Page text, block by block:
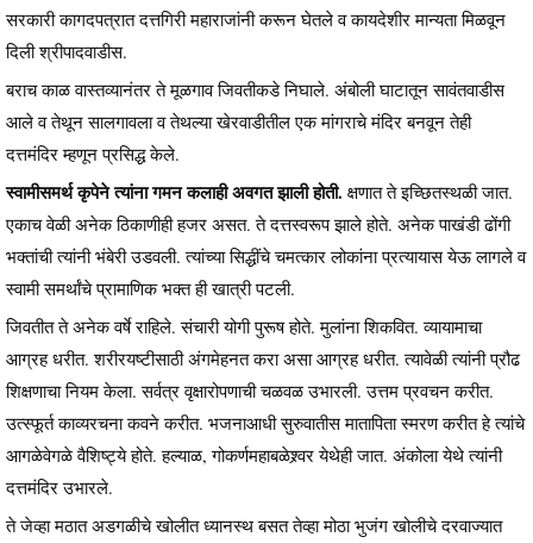
सरकारी कागदपत्रात दत्तगिरी महाराजांनी करून घेतले व कायदेशीर मान्यता मिळवून
दिली श्रीपादवाडीस.
बराच काळ वास्तव्यानंतर ते मूळगाव जिवतीकडे निघाले. अंबोली घाटातून सावंतवाडीस
आले व तेथून सालगावला व तेथल्या खेरवाडीतील एक मांगराचे मंदिर बनवून तेही
दत्तमंदिर म्हणून प्रसिद्ध केले.
स्वामीसमर्थ कृपेने त्यांना गमन कलाही अवगत झाली होती. क्षणात ते इच्छितस्थळी जात.
एकाच वेळी अनेक ठिकाणीही हजर असत. ते दत्तस्वरूप झाले होते. अनेक पाखंडी ढोंगी
भक्तांची त्यांनी भंबेरी उडवली. त्यांच्या सिद्धींचे चमत्कार लोकांना प्रत्यायास येऊ लागले व
स्वामी समर्थांचे प्रामाणिक भक्त ही खात्री पटली.
जिवतीत ते अनेक वर्षे राहिले. संचारी योगी पुरूष होते. मुलांना शिकवित. व्यायामाचा
आग्रह धरीत. शरीरयष्टीसाठी अंगमेहनत करा असा आग्रह धरीत. त्यावेळी त्यांनी प्रौढ
शिक्षणाचा नियम केला. सर्वत्र वृक्षारोपणाची चळवळ उभारली. उत्तम प्रवचन करीत.
उत्स्फूर्त काव्यरचना कवने करीत. भजनाआधी सुरुवातीस मातापिता स्मरण करीत हे त्यांचे
आगळेवेगळे वैशिष्ट्ये होते. हल्याळ, गोकर्णमहाबळेश्र्वर येथेही जात. अंकोला येथे त्यांनी
दत्तमंदिर उभारले.
ते जेव्हा मठात अडगळीचे खोलीत ध्यानस्थ बसत तेव्हा मोठा भुजंग खोलीचे दरवाज्यात